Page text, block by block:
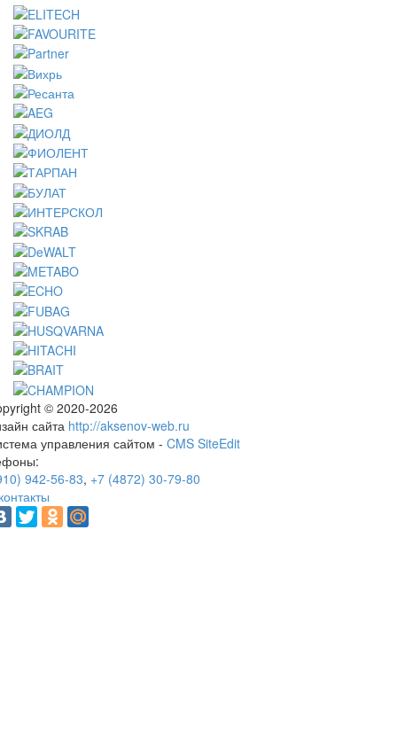
© 2020-2026
сайта http://aksenov-web.ru
управления сайтом - CMS SiteEdit
942-56-83, +7 (4872) 30-79-80